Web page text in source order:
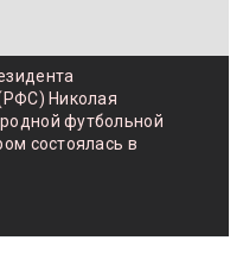
Николая
футбольной
состоялась в